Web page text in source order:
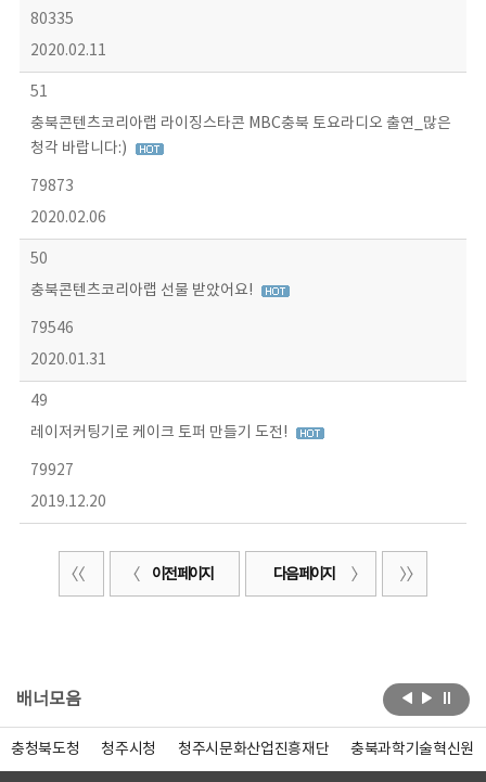
80335
2020.02.11
51
충북콘텐츠코리아랩 라이징스타콘 MBC충북 토요라디오 출연_많은
청각 바랍니다:)
79873
2020.02.06
50
충북콘텐츠코리아랩 선물 받았어요!
79546
2020.01.31
49
레이저커팅기로 케이크 토퍼 만들기 도전!
79927
2019.12.20
이전 페이지 다음 페이지
배너모음
충청북도청 청주시청 청주시문화산업진흥재단 충북과학기술혁신원